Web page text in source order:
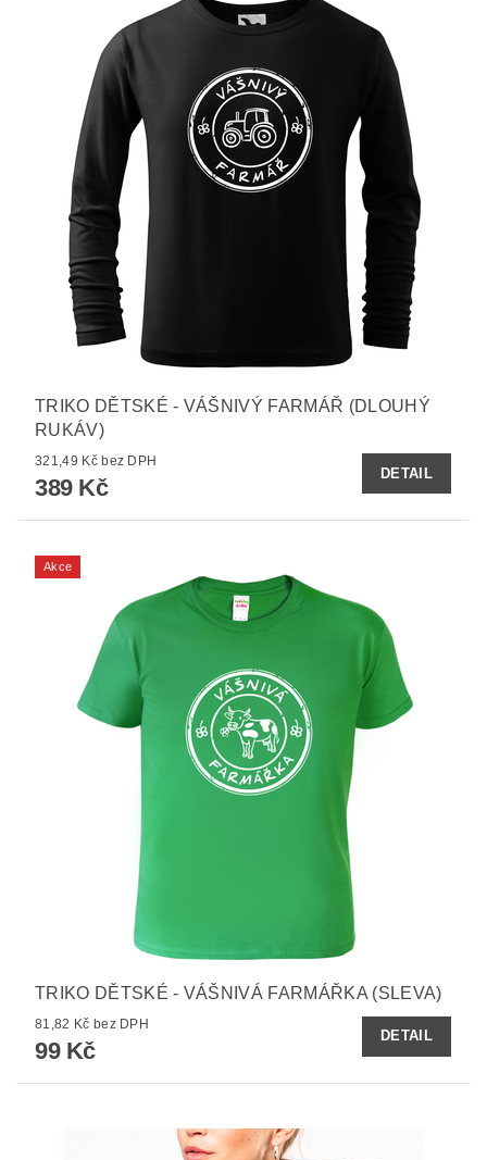
TRIKO DĚTSKÉ - VÁŠNIVÝ FARMÁŘ (DLOUHÝ
RUKÁV)
321,49 Kč bez DPH
389 Kč
DETAIL
Akce
TRIKO DĚTSKÉ - VÁŠNIVÁ FARMÁŘKA (SLEVA)
81,82 Kč bez DPH
99 Kč
DETAIL